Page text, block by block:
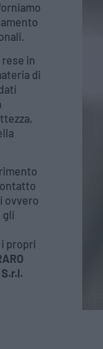
in
di
ovvero
gli
propri